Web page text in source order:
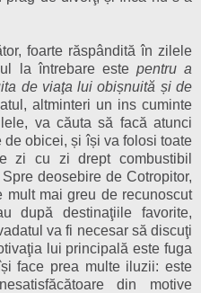
foarte răspândită în zilele
la întrebare este pentru a
de viaţa lui obișnuită și de
altminteri un ins cuminte
va căuta să facă atunci
obicei, și își va folosi toate
zi cu zi drept combustibil
deosebire de Cotropitor,
mai greu de recunoscut
după destinaţiile favorite,
va fi necesar să discuţi
lui principală este fuga
face prea multe iluzii: este
din motive